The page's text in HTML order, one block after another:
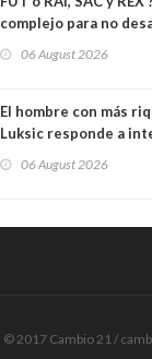
complejo para no
06 August 2026
El hombre con más
Luksic responde a
día que me muera”
06 August 2026
© 2017 Cambio 21 /